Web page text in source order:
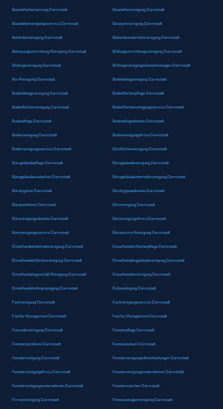
Baustellenberäumung Darmstadt Baustellenreinigung Darmstadt
Baustellenreinigungsservice Darmstadt Bauwerkreinigung Darmstadt
Behördenreinigung Darmstadt Behördenunterhaltsreinigung Darmstadt
Betreuungseinrichtung Reinigung Darmstadt Bildungseinrichtungsreinigung Darmstadt
Bildungsreinigung Darmstadt Bildungsreinigungsdienstleistungen Darmstadt
Bio-Reinigung Darmstadt Bodenbelagreinigung Darmstadt
Bodenbelagsreinigung Darmstadt Bodenflächenpflege Darmstadt
Bodenflächenreinigung Darmstadt Bodenflächenreinigungsservice Darmstadt
Bodenpflege Darmstadt Bodenpflegedienste Darmstadt
Bodenreinigung Darmstadt Bodenreinigungsfirma Darmstadt
Bodenreinigungsservice Darmstadt Büroflächenreinigung Darmstadt
Bürogebäudepflege Darmstadt Bürogebäudereinigung Darmstadt
Bürogebäudesauberkeit Darmstadt Bürogebäudeunterhaltsreinigung Darmstadt
Bürohygiene Darmstadt Bürohygienedienste Darmstadt
Büroputzdienst Darmstadt Büroreinigung Darmstadt
Büroreinigungsdienste Darmstadt Büroreinigungsfirma Darmstadt
Büroreinigungsservice Darmstadt Büroservice Reinigung Darmstadt
Einzelhandelsbetriebsreinigung Darmstadt Einzelhandelsflächenpflege Darmstadt
Einzelhandelsflächenreinigung Darmstadt Einzelhandelsgebäudereinigung Darmstadt
Einzelhandelsgeschäft Reinigung Darmstadt Einzelhandelsreinigung Darmstadt
Einzelhandelsshopreinigung Darmstadt Eisbeseitigung Darmstadt
Fachreinigung Darmstadt Fachreinigungsservice Darmstadt
Facility Management Darmstadt Facility Management Darmstadt
Fassadenreinigung Darmstadt Fensterpflege Darmstadt
Fensterputzdienst Darmstadt Fensterputzen Darmstadt
Fensterreinigung Darmstadt Fensterreinigungsdienstleistungen Darmstadt
Fensterreinigungsfirma Darmstadt Fensterreinigungsunternehmen Darmstadt
Fensterreinigungsunternehmen Darmstadt Fensterwaschen Darmstadt
Firmenreinigung Darmstadt Fitnessanlagenreinigung Darmstadt